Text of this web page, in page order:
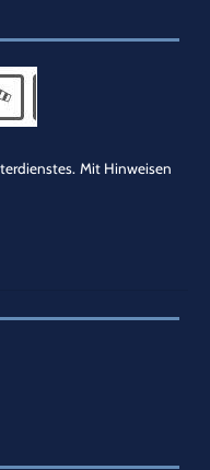
Mit Hinweisen